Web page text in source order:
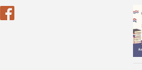
materija za bezbednost
sporazumu o stabilizaciji i
EU.Drugi deo knjige
njenom osnivanju, razvoju i
najveći, deo knjige govori o